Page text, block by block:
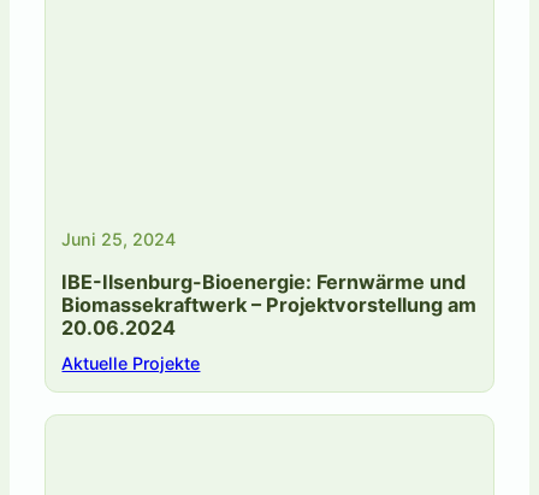
Juni 25, 2024
IBE-Ilsenburg-Bioenergie: Fernwärme und
Biomassekraftwerk – Projektvorstellung am
20.06.2024
Aktuelle Projekte